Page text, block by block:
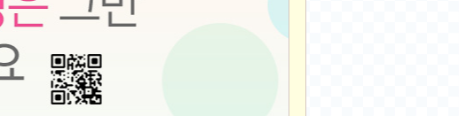
2025-11-12